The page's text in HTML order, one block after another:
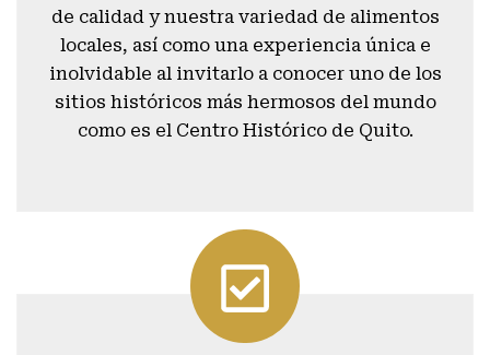
de calidad y nuestra variedad de alimentos
locales, así como una experiencia única e
inolvidable al invitarlo a conocer uno de los
sitios históricos más hermosos del mundo
como es el Centro Histórico de Quito.